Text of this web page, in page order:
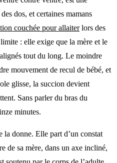
dos, et certaines mamans
couchée pour allaiterlors des
: elle exige que la mère et le
tout du long. Le moindre
mouvement de recul de bébé, et
glisse, la succion devient
Sans parler du bras du
minutes.
donne. Elle part d’un constat
de sa mère, dans un axe incliné,